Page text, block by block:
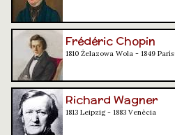
Frédéric Chopin
1810 Żelazowa Wola - 1849 París
Richard Wagner
1813 Leipzig - 1883 Venècia